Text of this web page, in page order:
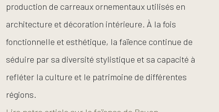
production de carreaux ornementaux utilisés en
architecture et décoration intérieure. À la fois
fonctionnelle et esthétique, la faïence continue de
séduire par sa diversité stylistique et sa capacité à
refléter la culture et le patrimoine de différentes
régions.